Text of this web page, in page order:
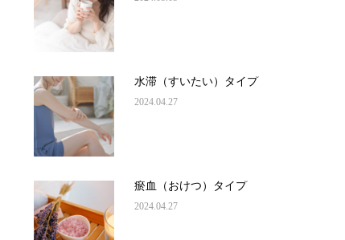
水滞（すいたい）タイプ
2024.04.27
瘀血（おけつ）タイプ
2024.04.27